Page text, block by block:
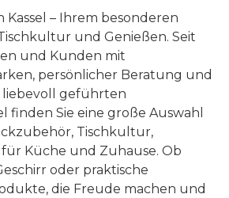
– Ihrem besonderen
und Genießen. Seit
und Kunden mit
persönlicher Beratung und
liebevoll geführten
finden Sie eine große Auswahl
Tischkultur,
Küche und Zuhause. Ob
oder praktische
die Freude machen und